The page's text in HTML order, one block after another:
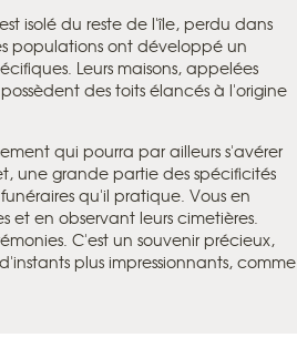
isolé du reste de l'île, perdu dans
populations ont développé un
Leurs maisons, appelées
des toits élancés à l'origine
qui pourra par ailleurs s'avérer
une grande partie des spécificités
qu'il pratique. Vous en
et en observant leurs cimetières.
C'est un souvenir précieux,
plus impressionnants, comme